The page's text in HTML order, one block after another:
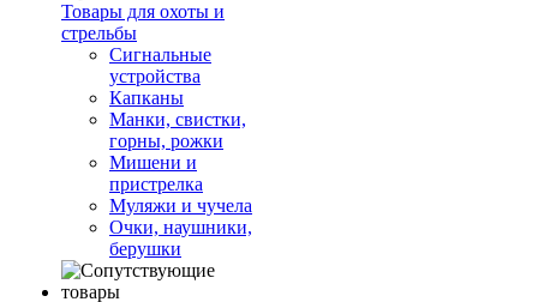
Товары для охоты и
стрельбы
Сигнальные
устройства
Капканы
Манки, свистки,
горны, рожки
Мишени и
пристрелка
Муляжи и чучела
Очки, наушники,
берушки